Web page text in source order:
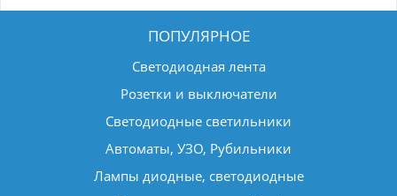
ПОПУЛЯРНОЕ
Светодиодная лента
Розетки и выключатели
Светодиодные светильники
Автоматы, УЗО, Рубильники
Лампы диодные, светодиодные